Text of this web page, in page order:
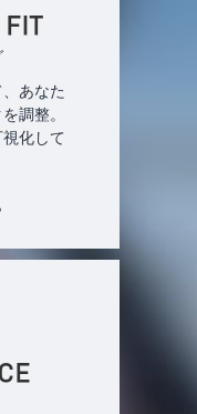
FIT
あなた
調整。
化して